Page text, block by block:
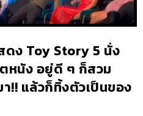
ดง Toy Story 5 นั่ง
หนัง อยู่ดี ๆ ก็สวม
!! แล้วก็ทิ้งตัวเป็นของ